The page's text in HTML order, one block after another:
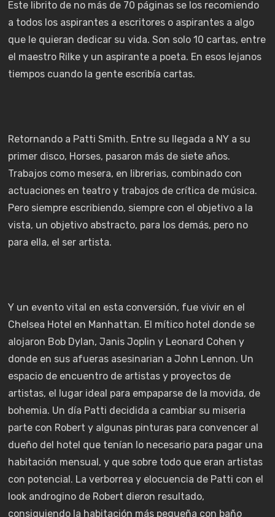
Este librito de no más de 70 páginas se los recomiendo
a todos los aspirantes a escritores o aspirantes a algo
que le quieran dedicar su vida. Son solo 10 cartas, entre
el maestro Rilke y un aspirante a poeta. En esos lejanos
tiempos cuando la gente escribía cartas.
Retornando a Patti Smith. Entre su llegada a NY a su
primer disco, Horses, pasaron más de siete años.
Trabajos como mesera, en librerias, combinado con
actuaciones en teatro y trabajos de crítica de música.
Pero siempre escribiendo, siempre con el objetivo a la
vista, un objetivo abstracto, para los demás, pero no
para ella, el ser artista.
Y un evento vital en esta conversión, fue vivir en el
Chelsea Hotel en Manhattan. El mítico hotel donde se
alojaron Bob Dylan, Janis Joplin y Leonard Cohen y
donde en sus afueras asesinarian a John Lennon. Un
espacio de encuentro de artistas y proyectos de
artistas, el lugar ideal para empaparse de la movida, de
bohemia. Un día Patti decidida a cambiar su miseria
parte con Robert y algunas pinturas para convencer al
dueño del hotel que tenían lo necesario para pagar una
habitación mensual, y que sobre todo que eran artistas
con potencial. La verborrea y elocuencia de Patti con el
look androgino de Robert dieron resultado,
consiguiendo la habitación más pequeña con baño